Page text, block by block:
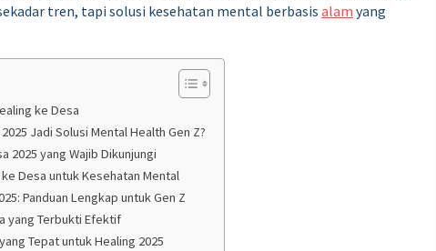
tren, tapi solusi kesehatan mental berbasis alam yang
ke Desa
Jadi Solusi Mental Health Gen Z?
2025 yang Wajib Dikunjungi
Desa untuk Kesehatan Mental
Panduan Lengkap untuk Gen Z
yang Terbukti Efektif
Tepat untuk Healing 2025